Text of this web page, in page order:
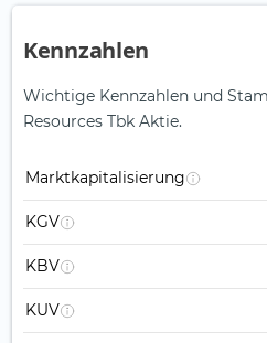
Kennzahlen
Wichtige Kennzahlen und
Resources Tbk Aktie.
Marktkapitalisierung
KGV
KBV
KUV